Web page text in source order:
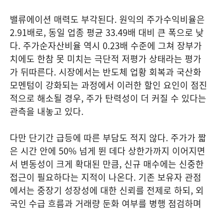
밸류에이션 매력도 부각된다. 원익의 주가수익비율은
2.91배로, 동일 업종 평균 33.49배 대비 큰 폭으로 낮
다. 주가순자산비율 역시 0.23배 수준에 그쳐 장부가
치에도 한참 못 미치는 극단적 저평가 상태라는 평가
가 뒤따른다. 시장에서는 반도체 업황 회복과 국산화
모멘텀이 강화되는 과정에서 이러한 할인 요인이 점진
적으로 해소될 경우, 주가 탄력성이 더 커질 수 있다는
관측을 내놓고 있다.
다만 단기간 급등에 따른 부담도 적지 않다. 주가가 짧
은 시간 안에 50% 넘게 뛴 데다 상한가까지 이어지면
서 변동성이 크게 확대된 만큼, 신규 매수에는 신중한
접근이 필요하다는 지적이 나온다. 기존 보유자 관점
에서는 중장기 성장성에 대한 신뢰를 전제로 하되, 외
국인 수급 흐름과 거래량 둔화 여부를 병행 점검하며